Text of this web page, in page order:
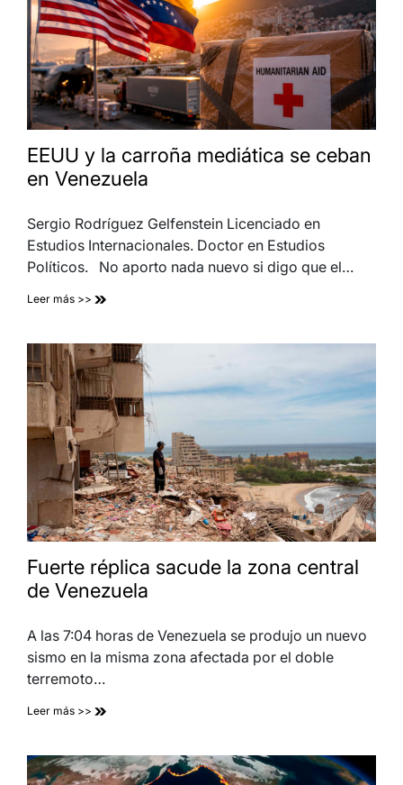
EEUU y la carroña mediática se ceban
en Venezuela
Sergio Rodríguez Gelfenstein Licenciado en
Estudios Internacionales. Doctor en Estudios
Políticos. No aporto nada nuevo si digo que el…
Leer más >>
Fuerte réplica sacude la zona central
de Venezuela
A las 7:04 horas de Venezuela se produjo un nuevo
sismo en la misma zona afectada por el doble
terremoto…
Leer más >>